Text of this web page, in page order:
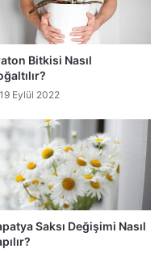
Bitkisi Nasıl
19 Eylül 2022
Saksı Değişimi Nasıl